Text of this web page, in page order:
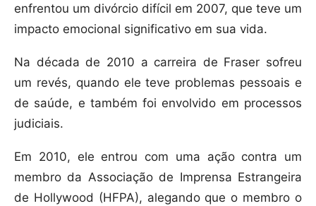
enfrentou um divórcio difícil em 2007, que teve um
impacto emocional significativo em sua vida.
Na década de 2010 a carreira de Fraser sofreu
um revés, quando ele teve problemas pessoais e
de saúde, e também foi envolvido em processos
judiciais.
Em 2010, ele entrou com uma ação contra um
membro da Associação de Imprensa Estrangeira
de Hollywood (HFPA), alegando que o membro o